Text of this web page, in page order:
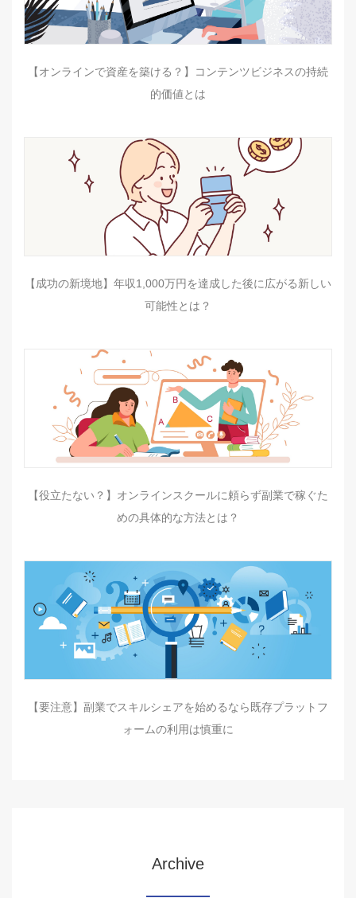
【オンラインで資産を築ける？】コンテンツビジネスの持続
的価値とは
【成功の新境地】年収1,000万円を達成した後に広がる新しい
可能性とは？
【役立たない？】オンラインスクールに頼らず副業で稼ぐた
めの具体的な方法とは？
【要注意】副業でスキルシェアを始めるなら既存プラットフ
ォームの利用は慎重に
Archive